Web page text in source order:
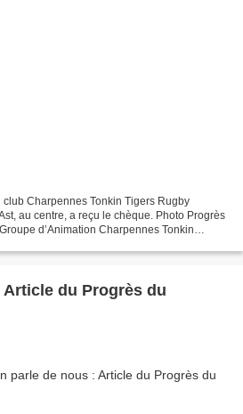
Charpennes Tonkin Tigers Rugby
au centre, a reçu le chèque. Photo Progrès
d’Animation Charpennes Tonkin
du Progrès du